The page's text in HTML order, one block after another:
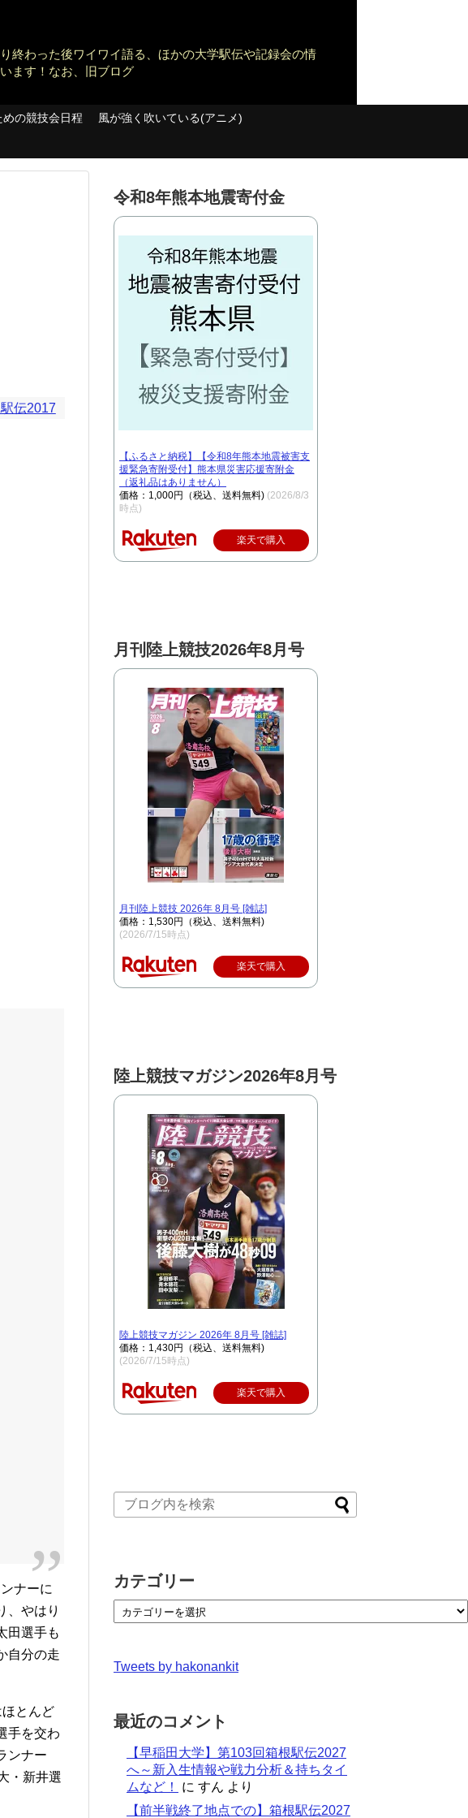
終わった後ワイワイ語る、ほかの大学駅伝や記録会の情
ます！なお、旧ブログ
の競技会日程
風が強く吹いている(アニメ)
伝2017
ナーに
、やはり
田選手も
自分の走
とんど
手を交わ
ンナー
・新井選
令和8年熊本地震寄付金
【ふるさと納税】【令和8年熊本地震被害支
援緊急寄附受付】熊本県災害応援寄附金
（返礼品はありません）
価格：1,000円（税込、送料無料) (2026/8/3
時点)
楽天で購入
月刊陸上競技2026年8月号
月刊陸上競技 2026年 8月号 [雑誌]
価格：1,530円（税込、送料無料)
(2026/7/15時点)
楽天で購入
陸上競技マガジン2026年8月号
陸上競技マガジン 2026年 8月号 [雑誌]
価格：1,430円（税込、送料無料)
(2026/7/15時点)
楽天で購入
カテゴリー
Tweets by hakonankit
最近のコメント
【早稲田大学】第103回箱根駅伝2027
へ～新入生情報や戦力分析＆持ちタイ
ムなど！
に すん より
【前半戦終了地点での】箱根駅伝2027